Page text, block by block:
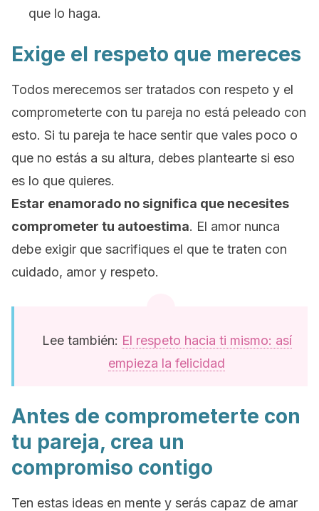
que lo haga.
Exige el respeto que mereces
Todos merecemos ser tratados con respeto y el
comprometerte con tu pareja no está peleado con
esto. Si tu pareja te hace sentir que vales poco o
que no estás a su altura, debes plantearte si eso
es lo que quieres.
Estar enamorado no significa que necesites
comprometer tu autoestima. El amor nunca
debe exigir que sacrifiques el que te traten con
cuidado, amor y respeto.
Lee también: El respeto hacia ti mismo: así
empieza la felicidad
Antes de comprometerte con
tu pareja, crea un
compromiso contigo
Ten estas ideas en mente y serás capaz de amar